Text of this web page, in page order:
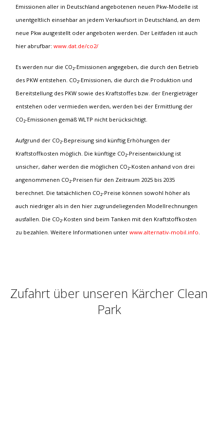
Emissionen aller in Deutschland angebotenen neuen Pkw-Modelle ist
unentgeltlich einsehbar an jedem Verkaufsort in Deutschland, an dem
neue Pkw ausgestellt oder angeboten werden. Der Leitfaden ist auch
hier abrufbar: www.dat.de/co2/
Es werden nur die CO₂-Emissionen angegeben, die durch den Betrieb
des PKW entstehen. CO₂-Emissionen, die durch die Produktion und
Bereitstellung des PKW sowie des Kraftstoffes bzw. der Energieträger
entstehen oder vermieden werden, werden bei der Ermittlung der
CO₂-Emissionen gemäß WLTP nicht berücksichtigt.
Aufgrund der CO₂-Bepreisung sind künftig Erhöhungen der
Kraftstoffkosten möglich. Die künftige CO₂-Preisentwicklung ist
unsicher, daher werden die möglichen CO₂-Kosten anhand von drei
angenommenen CO₂-Preisen für den Zeitraum 2025 bis 2035
berechnet. Die tatsächlichen CO₂-Preise können sowohl höher als
auch niedriger als in den hier zugrundeliegenden Modellrechnungen
ausfallen. Die CO₂-Kosten sind beim Tanken mit den Kraftstoffkosten
zu bezahlen. Weitere Informationen unter www.alternativ-mobil.info
Zufahrt über unseren Kärcher Clean
Park